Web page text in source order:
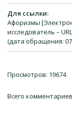
Для ссылки:
Афоризмы
исследователь –
(дата обращения:
Просмотров: 19674
Всего комментариев